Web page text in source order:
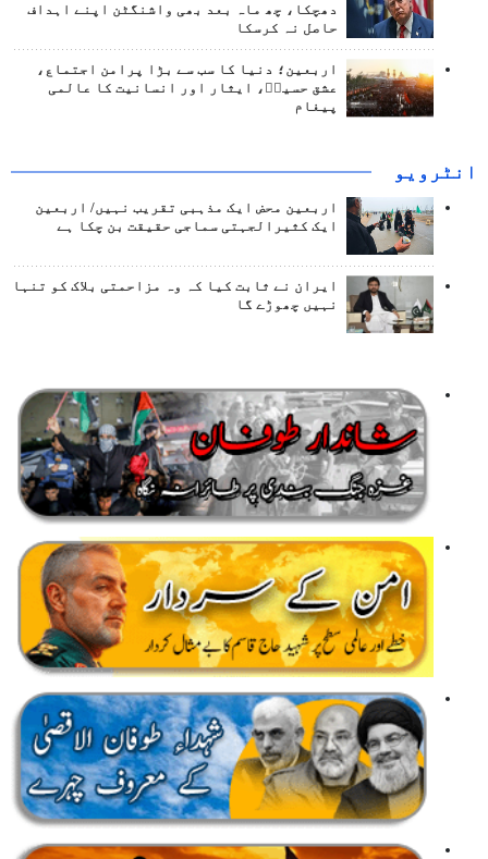
دھچکا، چھ ماہ بعد بھی واشنگٹن اپنے اہداف
حاصل نہ کرسکا
اربعین؛ دنیا کا سب سے بڑا پرامن اجتماع،
عشق حسینؑ، ایثار اور انسانیت کا عالمی
پیغام
انٹرويو
اربعین محض ایک مذہبی تقریب نہیں/ اربعین
ایک کثیرالجہتی سماجی حقیقت بن چکا ہے
ایران نے ثابت کیا کہ وہ مزاحمتی بلاک کو تنہا
نہیں چھوڑے گا